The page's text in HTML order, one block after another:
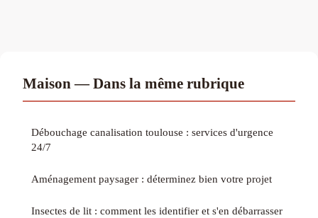
Maison — Dans la même rubrique
Débouchage canalisation toulouse : services d'urgence
24/7
Aménagement paysager : déterminez bien votre projet
Insectes de lit : comment les identifier et s'en débarrasser